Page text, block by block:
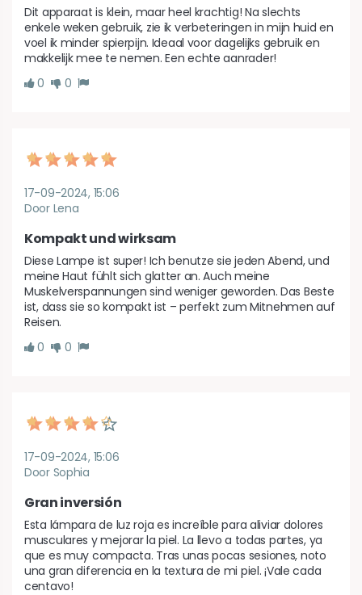
Dit apparaat is klein, maar heel krachtig! Na slechts
enkele weken gebruik, zie ik verbeteringen in mijn huid en
voel ik minder spierpijn. Ideaal voor dagelijks gebruik en
makkelijk mee te nemen. Een echte aanrader!
0
0
17-09-2024, 15:06
Door Lena
Kompakt und wirksam
Diese Lampe ist super! Ich benutze sie jeden Abend, und
meine Haut fühlt sich glatter an. Auch meine
Muskelverspannungen sind weniger geworden. Das Beste
ist, dass sie so kompakt ist – perfekt zum Mitnehmen auf
Reisen.
0
0
17-09-2024, 15:06
Door Sophia
Gran inversión
Esta lámpara de luz roja es increíble para aliviar dolores
musculares y mejorar la piel. La llevo a todas partes, ya
que es muy compacta. Tras unas pocas sesiones, noto
una gran diferencia en la textura de mi piel. ¡Vale cada
centavo!